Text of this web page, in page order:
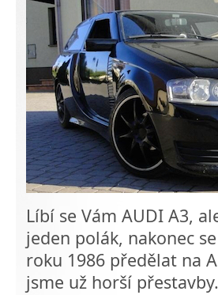
Líbí se Vám AUDI A3,
jeden polák, nakonec
roku 1986 předělat na
jsme už horší